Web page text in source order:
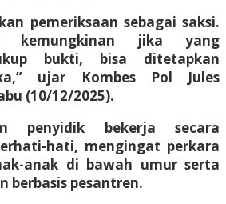
pemeriksaan sebagai saksi.
kemungkinan jika yang
bukti, bisa ditetapkan
ujar Kombes Pol Jules
(10/12/2025).
penyidik bekerja secara
hati, mengingat perkara
anak di bawah umur serta
berbasis pesantren.